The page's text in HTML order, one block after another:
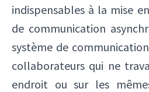
indispensables à la mise
de communication
système de
collaborateurs qui ne
endroit ou sur les